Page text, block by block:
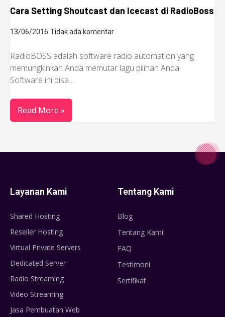
Cara Setting Shoutcast dan Icecast di RadioBoss
13/06/2016 Tidak ada komentar
RadioBOSS adalah software radio automation yang
memungkinkan Anda memutar lagu pilihan Anda.
Software ini bisa…
Read More »
Layanan Kami
Shared Hosting
Reseller Hosting
Virtual Private Servers
Dedicated Server
Radio Streaming
Video Streaming
Jasa Pembuatan Web
Tentang Kami
Blog
Tentang Kami
FAQ
Testimoni
Sertifikat